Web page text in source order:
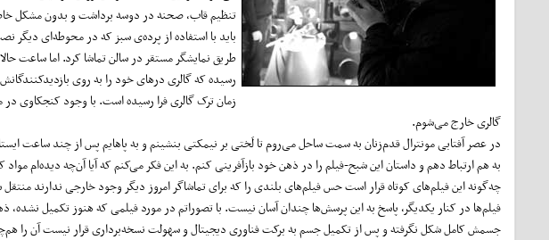
تنظیم قاب، صحنه در دوسه برداشت و بدون مشکل
باید با استفاده از پرده‌ی سبز که در محوطه‌ای دیگر
طریق نمایشگر مستقر در سالن تماشا کرد. اما ساعت
رسیده که گالری درهای خود را به روی
زمان ترک گالری فرا رسیده است. با وجود کنجکاوی در
گالری خارج می‌شوم.
در عصر آفتابی مونترال قدم‌زنان به سمت ساحل می‌روم تا لَختی بر نیمکتی بنشینم و به پاهایم پس از چند ساعت
به هم ارتباط دهم و داستان این شبح-فیلم را در ذهن خود بازآفرینی کنم. به این فکر می‌کنم که آیا آن‌چه دیده‌ام
چه‌گونه این فیلم‌های کوتاه قرار است حس فیلم‌های بلندی را که برای تماشاگر امروز دیگر وجود خارجی ندارند
فیلم‌ها در کنار یکدیگر، پاسخ به این پرسش‌ها چندان آسان نیست. با تصوراتم در مورد فیلمی که هنوز تکمیل
جسمش کامل شکل نگرفته و پس از تکمیل جسم به برکت فناوری دیجیتال و سهولت نسخه‌برداری قرار نیست آن را